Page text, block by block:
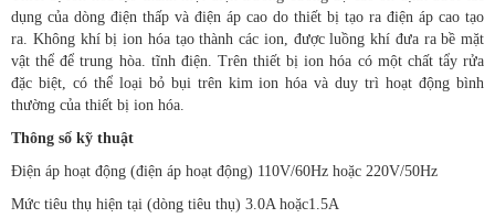
dụng của dòng điện thấp và điện áp cao do thiết bị tạo ra điện áp cao tạo
ra. Không khí bị ion hóa tạo thành các ion, được luồng khí đưa ra bề mặt
vật thể để trung hòa. tĩnh điện. Trên thiết bị ion hóa có một chất tẩy rửa
đặc biệt, có thể loại bỏ bụi trên kim ion hóa và duy trì hoạt động bình
thường của thiết bị ion hóa.
Thông số kỹ thuật
Điện áp hoạt động (điện áp hoạt động) 110V/60Hz hoặc 220V/50Hz
Mức tiêu thụ hiện tại (dòng tiêu thụ) 3.0A hoặc1.5A